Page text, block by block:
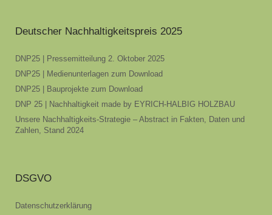
Deutscher Nachhaltigkeitspreis 2025
DNP25 | Pressemitteilung 2. Oktober 2025
DNP25 | Medienunterlagen zum Download
DNP25 | Bauprojekte zum Download
DNP 25 | Nachhaltigkeit made by EYRICH-HALBIG HOLZBAU
Unsere Nachhaltigkeits-Strategie – Abstract in Fakten, Daten und
Zahlen, Stand 2024
DSGVO
Datenschutzerklärung